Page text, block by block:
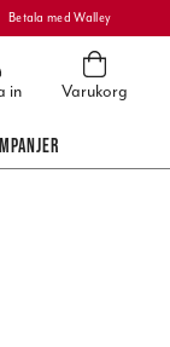
Betala med Walley
in Varukorg